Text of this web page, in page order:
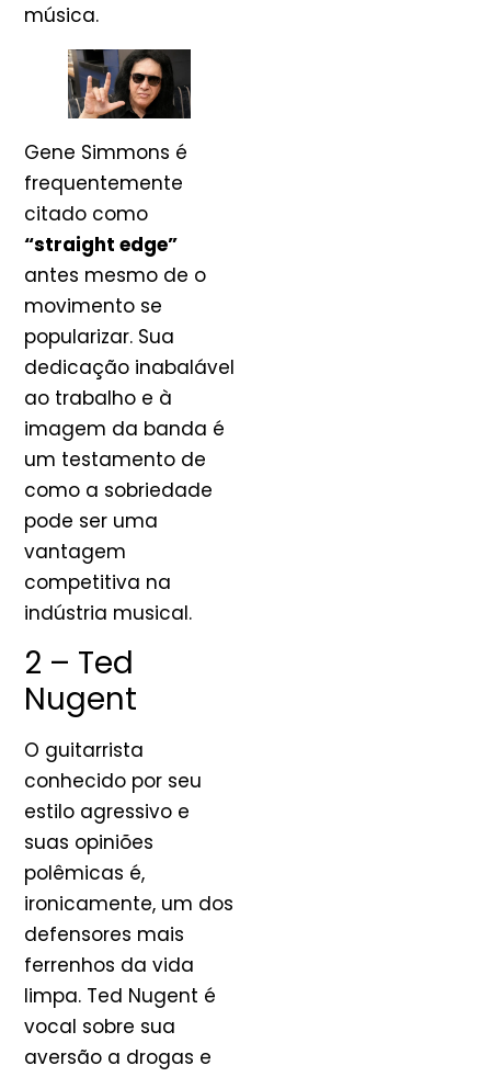
música.
Gene Simmons é
frequentemente
citado como
“straight edge”
antes mesmo de o
movimento se
popularizar. Sua
dedicação inabalável
ao trabalho e à
imagem da banda é
um testamento de
como a sobriedade
pode ser uma
vantagem
competitiva na
indústria musical.
2 – Ted
Nugent
O guitarrista
conhecido por seu
estilo agressivo e
suas opiniões
polêmicas é,
ironicamente, um dos
defensores mais
ferrenhos da vida
limpa. Ted Nugent é
vocal sobre sua
aversão a drogas e